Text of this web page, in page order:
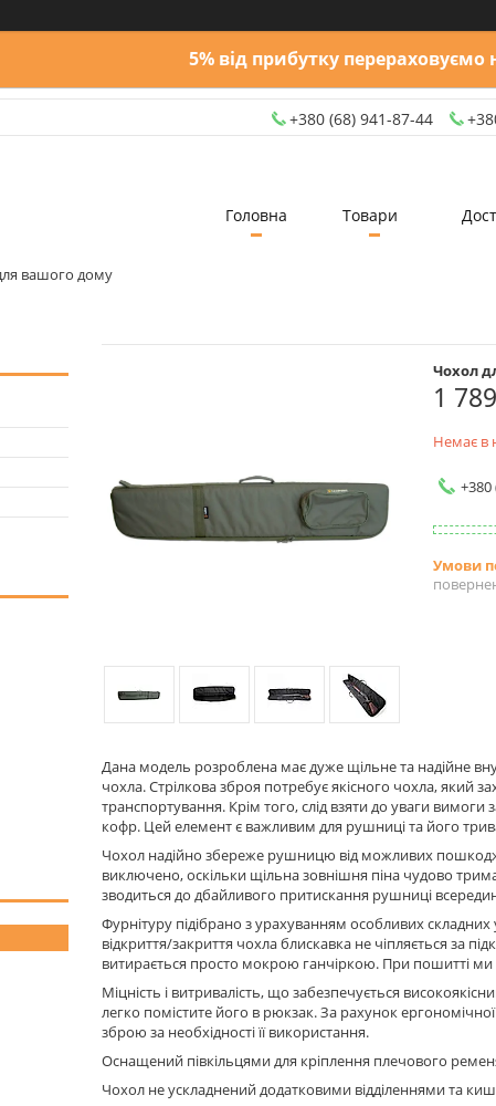
5% від прибутку
+380 (68) 941-87-44
вашого дому
Головна Товари
Чохол
1
Немає в
+380
Дана модель розроблена має дуже щільне та надійне
чохла. Стрілкова зброя потребує якісного чохла, який
транспортування. Крім того, слід взяти до уваги
кофр. Цей елемент є важливим для рушниці та його
Чохол надійно збереже рушницю від можливих
виключено, оскільки щільна зовнішня піна чудово
зводиться до дбайливого притискання рушниці
Фурнітуру підібрано з урахуванням особливих
відкриття/закриття чохла блискавка не чіпляється за
витирається просто мокрою ганчіркою. При пошитті
Міцність і витривалість, що забезпечується
легко помістите його в рюкзак. За рахунок
зброю за необхідності її використання.
Оснащений півкільцями для кріплення плечового
Чохол не ускладнений додатковими відділеннями та